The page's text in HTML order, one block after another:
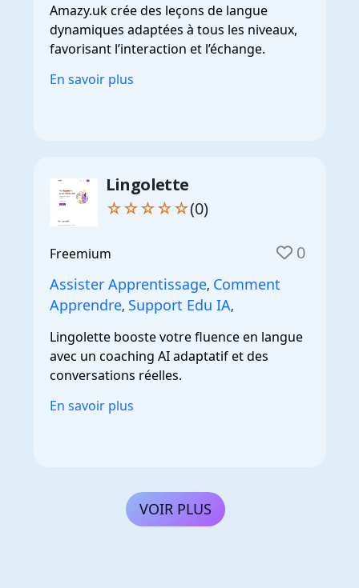
Amazy.uk crée des leçons de langue
dynamiques adaptées à tous les niveaux,
favorisant l’interaction et l’échange.
En savoir plus
Lingolette
☆☆☆☆☆(0)
Freemium 0
Assister Apprentissage, Comment
Apprendre, Support Edu IA,
Lingolette booste votre fluence en langue
avec un coaching AI adaptatif et des
conversations réelles.
En savoir plus
VOIR PLUS